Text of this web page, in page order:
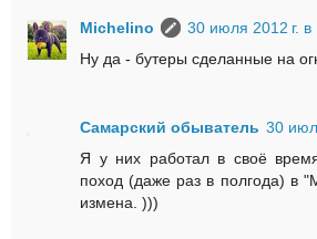
Michelino
30 июля 2012 г. в
Ну да - бутеры сделанные на
Самарский обыватель 30
Я у них работал в своё
поход (даже раз в полгода) в
измена. )))